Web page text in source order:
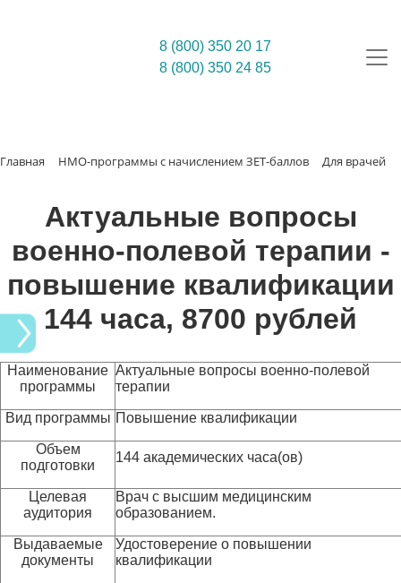
8 (800) 350 20 17
8 (800) 350 24 85
Главная НМО-программы с начислением ЗЕТ-баллов Для врачей
Актуальные вопросы
военно-полевой терапии -
повышение квалификации
144 часа, 8700 рублей
Наименование
программы
Актуальные вопросы военно-полевой
терапии
Вид программы Повышение квалификации
Объем
подготовки
144 академических часа(ов)
Целевая
аудитория
Врач с высшим медицинским
образованием.
Выдаваемые
документы
Удостоверение о повышении
квалификации